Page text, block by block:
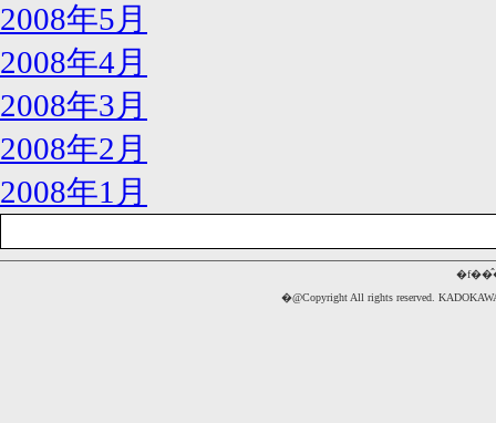
2008年5月
2008年4月
2008年3月
2008年2月
2008年1月
�@Copyright All rights reserved.